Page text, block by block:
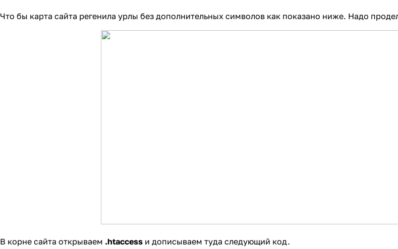
Что бы карта сайта регенила урлы без дополнительных символов как показано ниже. Надо
В корне сайта открываем .htaccess и дописываем туда следующий код.